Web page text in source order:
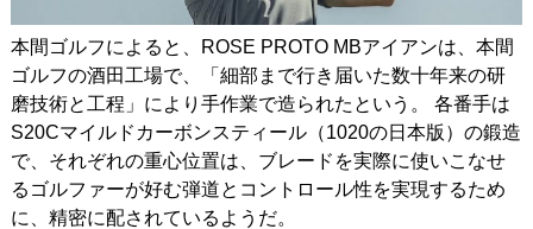
本間ゴルフによると、ROSE PROTO MBアイアンは、本間
ゴルフの酒田工場で、「細部まで行き届いた数十年来の研
磨技術と工程」により手作業で造られたという。 各番手は
S20Cマイルドカーボンスティール（1020の日本版）の鍛造
で、それぞれの重心位置は、ブレードを実際に使いこなせ
るゴルファーが好む弾道とコントロール性を実現するため
に、精密に配されているようだ。